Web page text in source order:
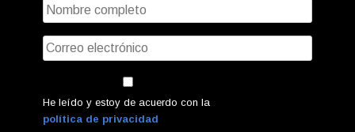
He leído y estoy de acuerdo con la
política de privacidad